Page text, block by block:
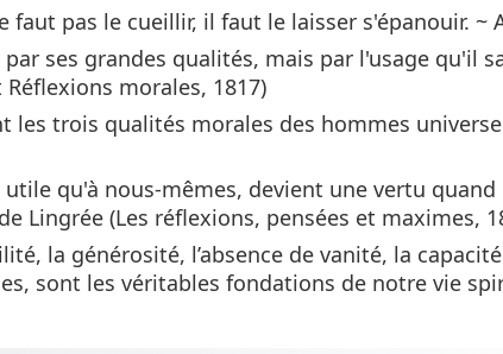
pas le cueillir, il faut le laisser s'épanouir. ~
ses grandes qualités, mais par l'usage qu'il
morales, 1817)
les trois qualités morales des hommes
qu'à nous-mêmes, devient une vertu quand
Lingrée (Les réflexions, pensées et maximes,
la générosité, l’absence de vanité, la
sont les véritables fondations de notre vie